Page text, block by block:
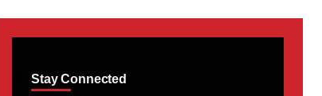
Stay Connected